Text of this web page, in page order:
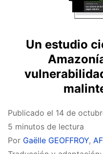
Un estudio
Publicado el 14 de
5 minutos de lectura
Por Gaëlle GEOFFROY,